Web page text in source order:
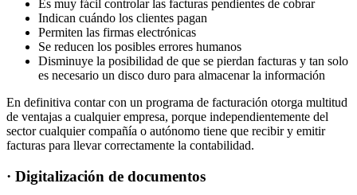
Es muy fácil controlar las facturas pendientes de cobrar
Indican cuándo los clientes pagan
Permiten las firmas electrónicas
Se reducen los posibles errores humanos
Disminuye la posibilidad de que se pierdan facturas y tan solo
es necesario un disco duro para almacenar la información
En definitiva contar con un programa de facturación otorga multitud
de ventajas a cualquier empresa, porque independientemente del
sector cualquier compañía o autónomo tiene que recibir y emitir
facturas para llevar correctamente la contabilidad.
· Digitalización de documentos